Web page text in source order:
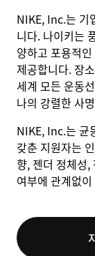
NIKE, Inc.는 기
니다. 나이키는
양하고 포용적
제공합니다. 장
세계 모든 운동
나의 강렬한 사
NIKE, Inc.는 균
갖춘 지원자는
향, 젠더 정체성,
여부에 관계없